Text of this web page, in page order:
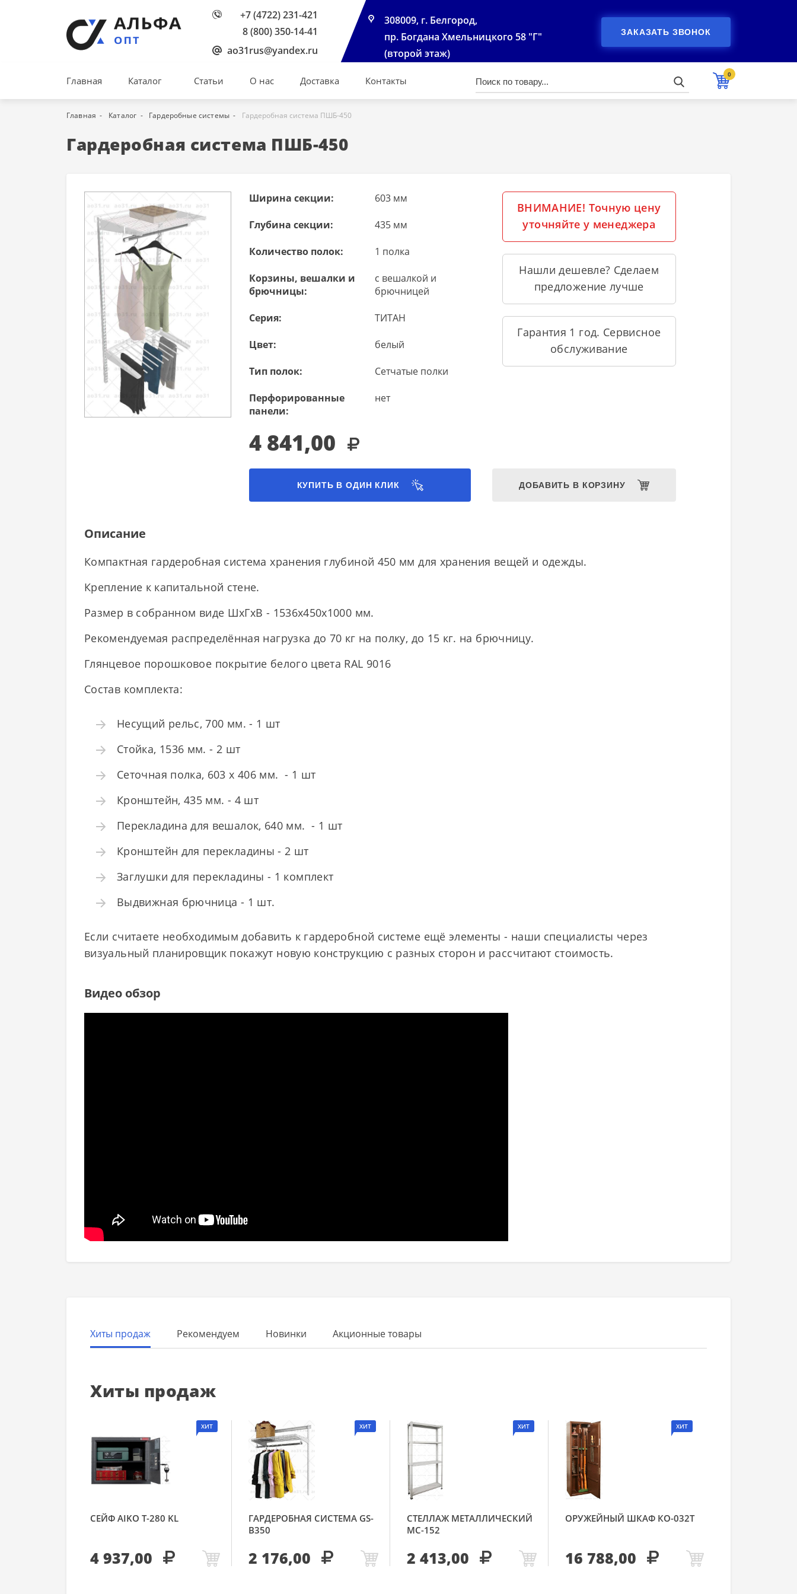
+7 (4722) 231-421
8 (800) 350-14-41
ao31rus@yandex.ru
308009, г. Белгород,
пр. Богдана Хмельницкого 58 "Г"
(второй этаж)
ЗАКАЗАТЬ ЗВОНОК
Главная Каталог Статьи О нас Доставка Контакты
0
Главная Каталог Гардеробные системы Гардеробная система ПШБ-450
Гардеробная система ПШБ-450
Ширина секции: 603 мм
Глубина секции: 435 мм
Количество полок: 1 полка
Корзины, вешалки и
брючницы:
с вешалкой и
брючницей
Серия: ТИТАН
Цвет: белый
Тип полок: Сетчатые полки
Перфорированные
панели:
нет
4 841,00
ВНИМАНИЕ! Точную цену
уточняйте у менеджера
Нашли дешевле? Сделаем
предложение лучше
Гарантия 1 год. Сервисное
обслуживание
КУПИТЬ В ОДИН КЛИК ДОБАВИТЬ В КОРЗИНУ
Описание
Компактная гардеробная система хранения глубиной 450 мм для хранения вещей и одежды.
Крепление к капитальной стене.
Размер в собранном виде ШхГхВ - 1536x450x1000 мм.
Рекомендуемая распределённая нагрузка до 70 кг на полку, до 15 кг. на брючницу.
Глянцевое порошковое покрытие белого цвета RAL 9016
Состав комплекта:
Несущий рельс, 700 мм. - 1 шт
Стойка, 1536 мм. - 2 шт
Сеточная полка, 603 х 406 мм. - 1 шт
Кронштейн, 435 мм. - 4 шт
Перекладина для вешалок, 640 мм. - 1 шт
Кронштейн для перекладины - 2 шт
Заглушки для перекладины - 1 комплект
Выдвижная брючница - 1 шт.
Если считаете необходимым добавить к гардеробной системе ещё элементы - наши специалисты через
визуальный планировщик покажут новую конструкцию с разных сторон и рассчитают стоимость.
Видео обзор
Хиты продаж Рекомендуем Новинки Акционные товары
Хиты продаж
ХИТ
СЕЙФ AIKO Т-280 KL
4 937,00
ХИТ
ГАРДЕРОБНАЯ СИСТЕМА GS-
В350
2 176,00
ХИТ
СТЕЛЛАЖ МЕТАЛЛИЧЕСКИЙ
МС-152
2 413,00
ХИТ
ОРУЖЕЙНЫЙ ШКАФ КО-032Т
16 788,00